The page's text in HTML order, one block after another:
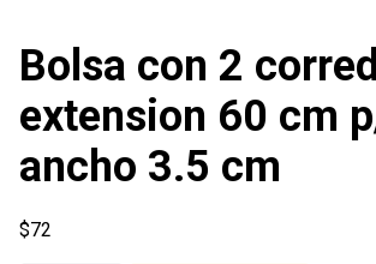
Bolsa con 2
extension 60 cm
ancho 3.5 cm
$72